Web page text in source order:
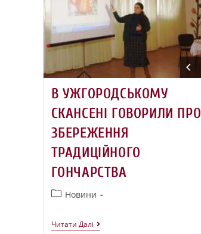
В УЖГОРОДСЬКОМУ
СКАНСЕНІ ГОВОРИЛИ ПРО
ЗБЕРЕЖЕННЯ
ТРАДИЦІЙНОГО
ГОНЧАРСТВА
Новини
Читати Далі